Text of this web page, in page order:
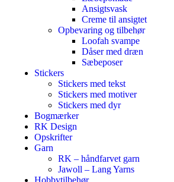
Ansigtsvask
Creme til ansigtet
Opbevaring og tilbehør
Loofah svampe
Dåser med dræn
Sæbeposer
Stickers
Stickers med tekst
Stickers med motiver
Stickers med dyr
Bogmærker
RK Design
Opskrifter
Garn
RK – håndfarvet garn
Jawoll – Lang Yarns
Hobbytilbehør